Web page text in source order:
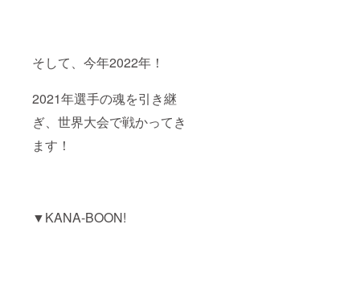
そして、今年2022年！
2021年選手の魂を引き継
ぎ、世界大会で戦かってき
ます！
▼KANA-BOON!